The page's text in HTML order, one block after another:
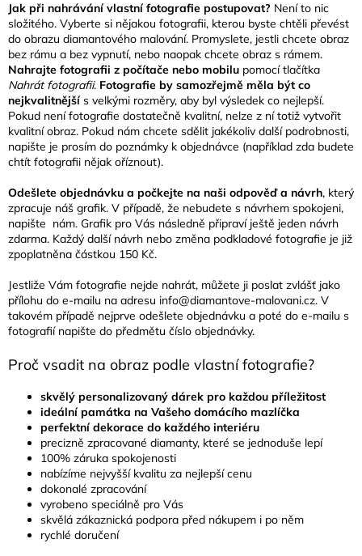
Jak při nahrávání vlastní fotografie postupovat? Není to nic
složitého. Vyberte si nějakou fotografii, kterou byste chtěli převést
do obrazu diamantového malování. Promyslete, jestli chcete obraz
bez rámu a bez vypnutí, nebo naopak chcete obraz s rámem.
Nahrajte fotografii z počítače nebo mobilu pomocí tlačítka
Nahrát fotografii. Fotografie by samozřejmě měla být co
nejkvalitnějšís velkými rozměry, aby byl výsledek co nejlepší.
Pokud není fotografie dostatečně kvalitní, nelze z ní totiž vytvořit
kvalitní obraz. Pokud nám chcete sdělit jakékoliv další podrobnosti,
napište je prosím do poznámky k objednávce (například zda budete
chtít fotografii nějak oříznout).
Odešlete objednávku a počkejte na naši odpověď a návrh, který
zpracuje náš grafik. V případě, že nebudete s návrhem spokojeni,
napište nám. Grafik pro Vás následně připraví ještě jeden návrh
zdarma. Každý další návrh nebo změna podkladové fotografie je již
zpoplatněna částkou 150 Kč.
Jestliže Vám fotografie nejde nahrát, můžete ji poslat zvlášť jako
přílohu do e-mailu na adresu info@diamantove-malovani.cz. V
takovém případě nejprve odešlete objednávku a poté do e-mailu s
fotografií napište do předmětu číslo objednávky.
Proč vsadit na obraz podle vlastní fotografie?
skvělý personalizovaný dárek pro každou příležitost
ideální památka na Vašeho domácího mazlíčka
perfektní dekorace do každého interiéru
precizně zpracované diamanty, které se jednoduše lepí
100% záruka spokojenosti
nabízíme nejvyšší kvalitu za nejlepší cenu
dokonalé zpracování
vyrobeno speciálně pro Vás
skvělá zákaznická podpora před nákupem i po něm
rychlé doručení